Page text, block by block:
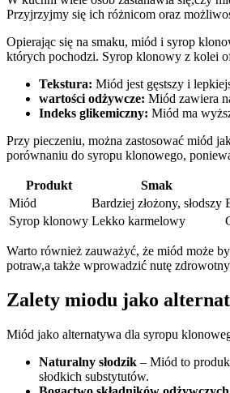
Przyjrzyjmy się ich różnicom oraz
Opierając się na smaku, miód i syrop
których pochodzi. Syrop klonowy z kolei
Tekstura: Miód jest gęstszy i
wartości odżywcze: Miód zawiera⁢
Indeks glikemiczny: Miód⁣ ma
Przy pieczeniu, można zastosować miód
porównaniu do syropu klonowego,
Produkt Smak
Miód
Bardziej złożony, słodszy
Syrop klonowy Lekko karmelowy
Warto również zauważyć, że⁣ miód może
potraw,a także wprowadzić nutę
Zalety miodu jako
Miód jako alternatywa⁤ dla⁣ syropu
Naturalny słodzik – ⁤Miód to
słodkich substytutów.